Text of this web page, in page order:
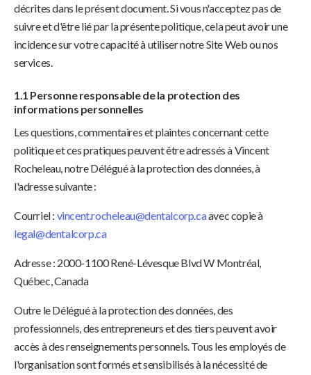
décrites dans le présent document. Si vous n'acceptez pas de
suivre et d'être lié par la présente politique, cela peut avoir une
incidence sur votre capacité à utiliser notre Site Web ou nos
services.
1.1 Personne responsable de la protection des
informations personnelles
Les questions, commentaires et plaintes concernant cette
politique et ces pratiques peuvent être adressés à Vincent
Rocheleau, notre Délégué à la protection des données, à
l'adresse suivante :
Courriel : vincent.rocheleau@dentalcorp.caavec copie à
legal@dentalcorp.ca
Adresse : 2000-1100 René-Lévesque Blvd W Montréal,
Québec, Canada
Outre le Délégué à la protection des données, des
professionnels, des entrepreneurs et des tiers peuvent avoir
accès à des renseignements personnels. Tous les employés de
l'organisation sont formés et sensibilisés à la nécessité de